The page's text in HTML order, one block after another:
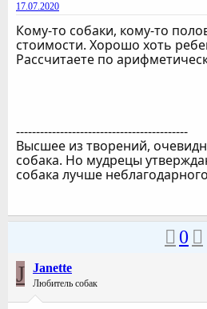
17.07.2020
Кому-то собаки, кому-то
стоимости. Хорошо хоть
Рассчитаете по
-------------------------------------------
Высшее из творений,
собака. Но мудрецы
собака лучше
0
J Janette
Любитель собак